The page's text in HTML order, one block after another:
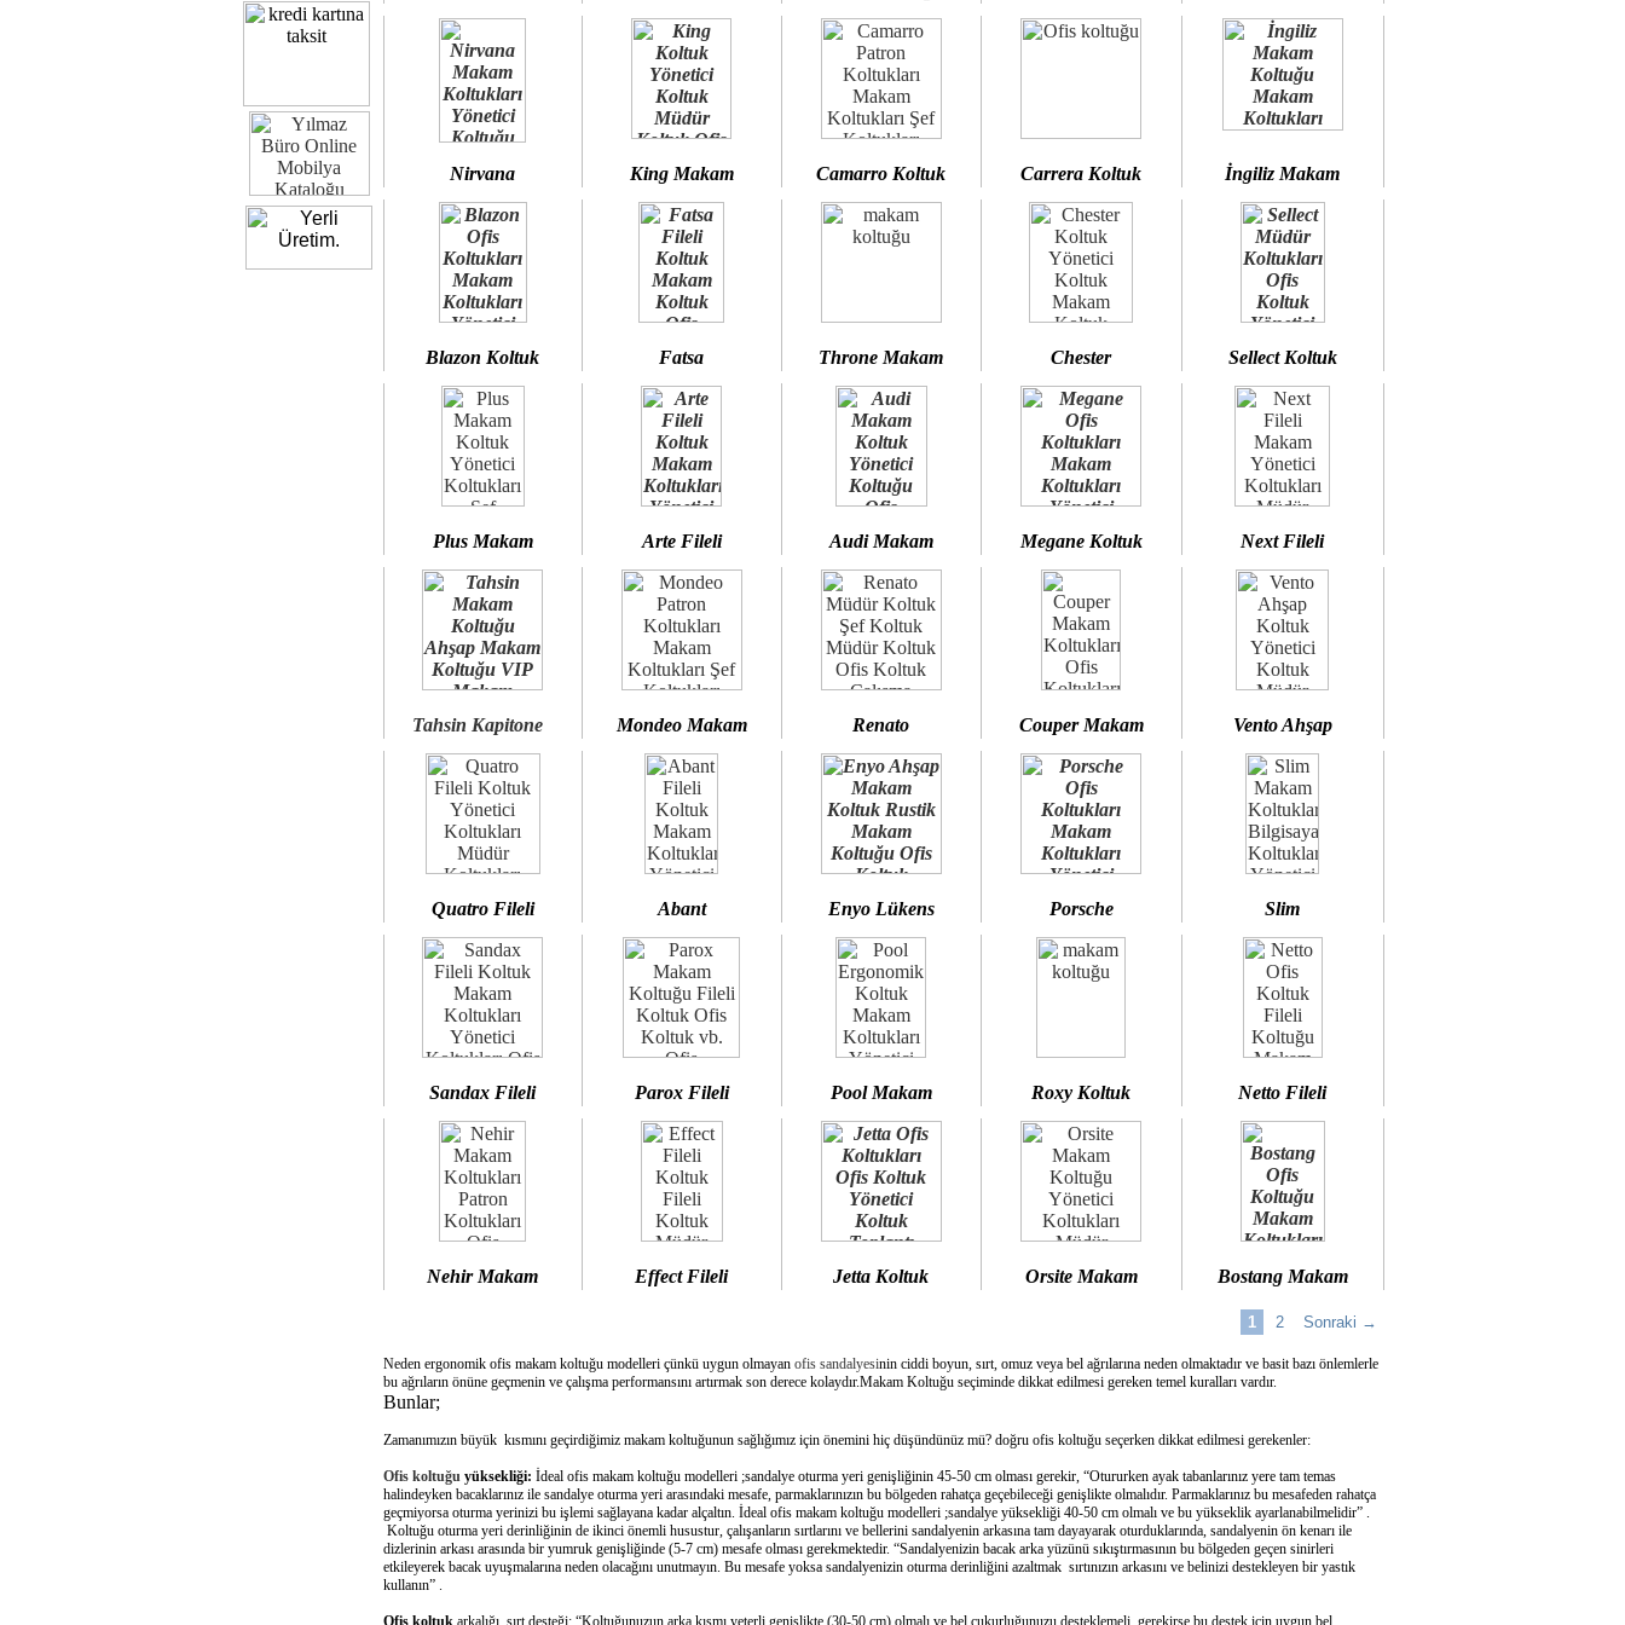
Nirvana King Makam Camarro Koltuk Carrera Koltuk İngiliz Makam
Blazon Koltuk Fatsa Throne Makam Chester Sellect Koltuk
Plus Makam Arte Fileli Audi Makam Megane Koltuk Next Fileli
Tahsin Kapitone Mondeo Makam Renato Couper Makam Vento Ahşap
Quatro Fileli Abant Enyo Lükens Porsche Slim
Sandax Fileli Parox Fileli Pool Makam Roxy Koltuk Netto Fileli
Nehir Makam Effect Fileli Jetta Koltuk Orsite Makam Bostang Makam
1 2 Sonraki →
Neden ergonomik ofis makam koltuğu modelleri çünkü uygun olmayan ofis sandalyesinin ciddi boyun, sırt, omuz veya bel ağrılarına neden olmaktadır ve basit bazı önlemlerle
bu ağrıların önüne geçmenin ve çalışma performansını artırmak son derece kolaydır.Makam Koltuğu seçiminde dikkat edilmesi gereken temel kuralları vardır.
Bunlar;
Zamanımızın büyük kısmını geçirdiğimiz makam koltuğunun sağlığımız için önemini hiç düşündünüz mü? doğru ofis koltuğu seçerken dikkat edilmesi gerekenler:
Ofis koltuğuyüksekliği: İdeal ofis makam koltuğu modelleri ;sandalye oturma yeri genişliğinin 45-50 cm olması gerekir, “Otururken ayak tabanlarınız yere tam temas
halindeyken bacaklarınız ile sandalye oturma yeri arasındaki mesafe, parmaklarınızın bu bölgeden rahatça geçebileceği genişlikte olmalıdır. Parmaklarınız bu mesafeden rahatça
geçmiyorsa oturma yerinizi bu işlemi sağlayana kadar alçaltın. İdeal ofis makam koltuğu modelleri ;sandalye yüksekliği 40-50 cm olmalı ve bu yükseklik ayarlanabilmelidir” .
Koltuğu oturma yeri derinliğinin de ikinci önemli husustur, çalışanların sırtlarını ve bellerini sandalyenin arkasına tam dayayarak oturduklarında, sandalyenin ön kenarı ile
dizlerinin arkası arasında bir yumruk genişliğinde (5-7 cm) mesafe olması gerekmektedir. “Sandalyenizin bacak arka yüzünü sıkıştırmasının bu bölgeden geçen sinirleri
etkileyerek bacak uyuşmalarına neden olacağını unutmayın. Bu mesafe yoksa sandalyenizin oturma derinliğini azaltmak sırtınızın arkasını ve belinizi destekleyen bir yastık
kullanın” .
Ofis koltuk arkalığı sırt desteği: “Koltuğunuzun arka kısmı yeterli genişlikte (30-50 cm) olmalı ve bel çukurluğunuzu desteklemeli, gerekirse bu destek için uygun bel